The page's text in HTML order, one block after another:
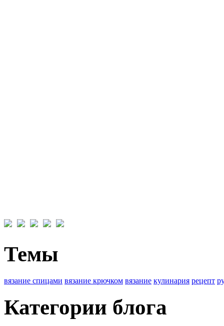
Темы
вязание спицами вязание крючком вязание кулинария рецепт
Категории блога